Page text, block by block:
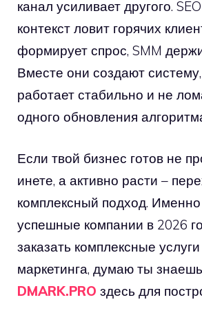
канал усиливает другого.
контекст ловит горячих
формирует спрос, SMM
Вместе они создают
работает стабильно и не
одного обновления
Если твой бизнес готов не
инете, а активно расти –
комплексный подход.
успешные компании в 2026
заказать комплексные
маркетинга, думаю ты
DMARK.PRO здесь для